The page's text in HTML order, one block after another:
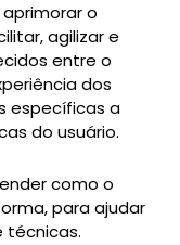
o
agilizar e
entre o
dos
específicas a
do usuário.
como o
para ajudar
técnicas.